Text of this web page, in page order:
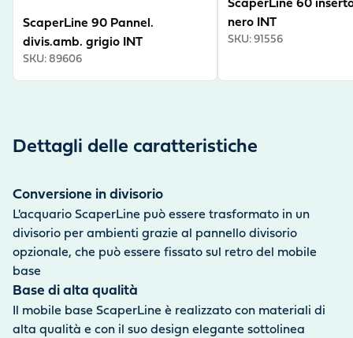
ScaperLine 90 Pannel.
divis.amb. grigio INT
SKU: 89606
ScaperLine 60
nero INT
SKU: 91556
Dettagli delle caratteristiche
Conversione in divisorio
L'acquario ScaperLine può essere trasformato in un
divisorio per ambienti grazie al pannello divisorio
opzionale, che può essere fissato sul retro del mobile
base
Base di alta qualità
Il mobile base ScaperLine è realizzato con materiali di
alta qualità e con il suo design elegante sottolinea